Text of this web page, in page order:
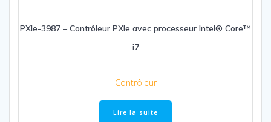
PXIe-3987 – Contrôleur PXIe avec processeur Intel® Core™
i7
Contrôleur
Lire la suite